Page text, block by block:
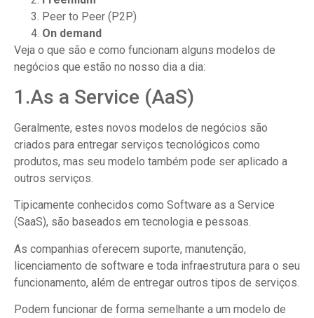
Peer to Peer (P2P)
On demand
Veja o que são e como funcionam alguns modelos de
negócios que estão no nosso dia a dia:
1.As a Service (AaS)
Geralmente, estes novos modelos de negócios são
criados para entregar serviços tecnológicos como
produtos, mas seu modelo também pode ser aplicado a
outros serviços.
Tipicamente conhecidos como Software as a Service
(SaaS), são baseados em tecnologia e pessoas.
As companhias oferecem suporte, manutenção,
licenciamento de software e toda infraestrutura para o seu
funcionamento, além de entregar outros tipos de serviços.
Podem funcionar de forma semelhante a um modelo de